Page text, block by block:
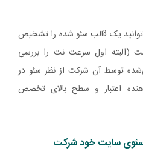
یک قالب سئو شده را تشخیص
(البته اول سرعت نت را بررسی
توسط آن شرکت از نظر سئو در
اعتبار و سطح بالای تخصص
سئوی سایت خود شرکت